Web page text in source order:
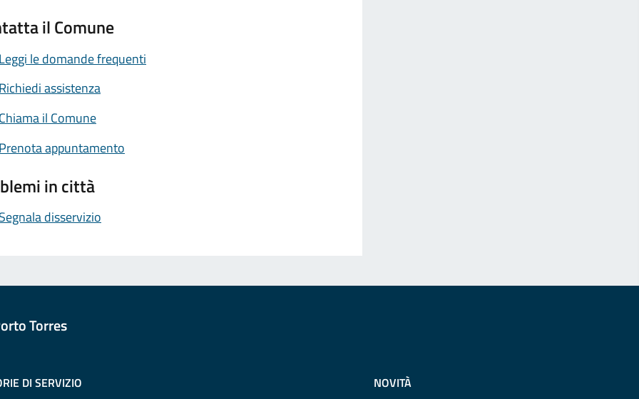
il Comune
le domande frequenti
assistenza
il Comune
appuntamento
in città
disservizio
Torres
DI SERVIZIO NOVITÀ